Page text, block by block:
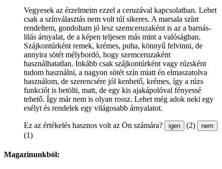
Vegyesek az érzelmeim ezzel a ceruzával kapcsolatban. Lehet
csak a színválasztás nem volt túl sikeres. A marsala színt
rendeltem, gondoltam jó lesz szemceruzaként is az a barnás-
lilás árnyalat, de a képen teljesen más mint a valóságban.
Szájkontúrként remek, krémes, puha, könnyű felvinni, de
annyira sötét mélybordó, hogy szemceruzaként
használhatatlan. Inkább csak szájkontúrként vagy rúzsként
tudom használni, a nagyon sötét szín miatt én elmaszatolva
használom, de szerencsére jól kenhető, krémes, így a rúzs
funkciót is betölti, matt, de egy kis ajakápolóval fényessé
tehető. Így már nem is olyan rossz. Lehet még adok neki egy
esélyt és rendelek egy világosabb árnyalatot.
Ez az értékelés hasznos volt az Ön számára? igen (2) nem
(1)
Magazinunkból: